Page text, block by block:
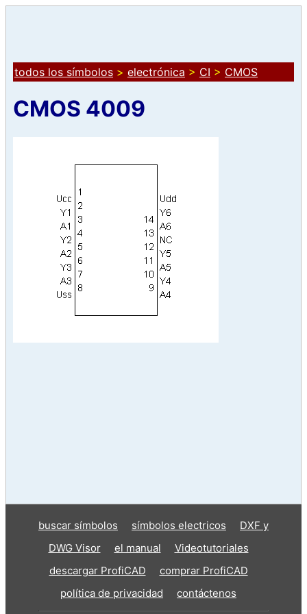
todos los símbolos > electrónica > CI > CMOS
CMOS 4009
buscar símbolos símbolos electricos
DXF y
DWG Visor
el manual
Videotutoriales
descargar ProfiCAD
comprar ProfiCAD
política de privacidad
contáctenos